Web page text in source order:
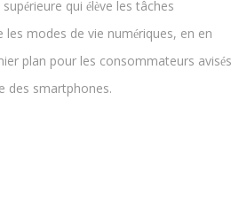
érieure qui élève les tâches
les modes de vie numériques, en en
plan pour les consommateurs avisés
des smartphones.